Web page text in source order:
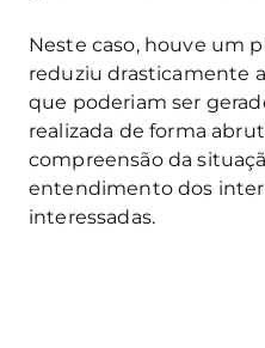
Neste caso, houve um
reduziu drasticamente
que poderiam ser
realizada de forma
compreensão da
entendimento dos
interessadas.